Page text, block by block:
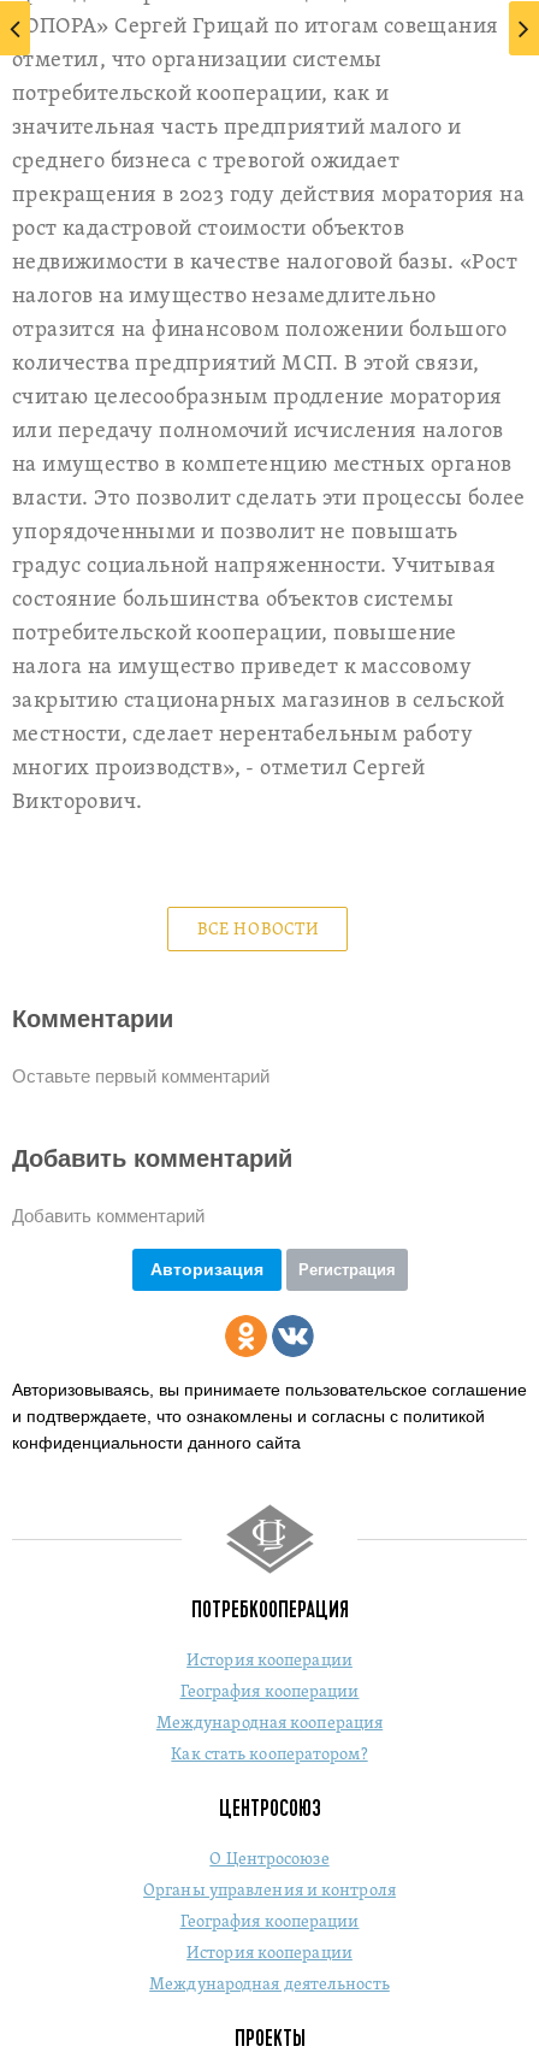
«ОПОРА» Сергей Грицай по итогам совещания
отметил, что организации системы
потребительской кооперации, как и
значительная часть предприятий малого и
среднего бизнеса с тревогой ожидает
прекращения в 2023 году действия моратория на
рост кадастровой стоимости объектов
недвижимости в качестве налоговой базы. «Рост
налогов на имущество незамедлительно
отразится на финансовом положении большого
количества предприятий МСП. В этой связи,
считаю целесообразным продление моратория
или передачу полномочий исчисления налогов
на имущество в компетенцию местных органов
власти. Это позволит сделать эти процессы более
упорядоченными и позволит не повышать
градус социальной напряженности. Учитывая
состояние большинства объектов системы
потребительской кооперации, повышение
налога на имущество приведет к массовому
закрытию стационарных магазинов в сельской
местности, сделает нерентабельным работу
многих производств», - отметил Сергей
Викторович.
ВСЕ НОВОСТИ
Комментарии
Оставьте первый комментарий
Добавить комментарий
Добавить комментарий
Авторизация Регистрация
Авторизовываясь, вы принимаете пользовательское соглашение
и подтверждаете, что ознакомлены и согласны с политикой
конфиденциальности данного сайта
ПОТРЕБКООПЕРАЦИЯ
История кооперации
География кооперации
Международная кооперация
Как стать кооператором?
ЦЕНТРОСОЮЗ
О Центросоюзе
Органы управления и контроля
География кооперации
История кооперации
Международная деятельность
ПРОЕКТЫ